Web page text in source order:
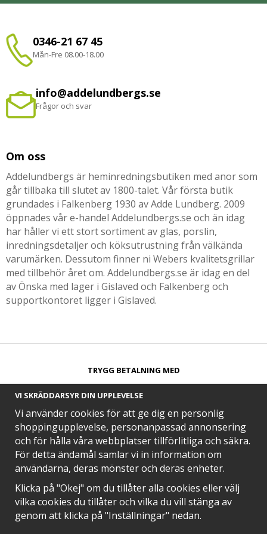
0346-21 67 45
Mån-Fre 08.00-18.00
info@addelundbergs.se
Frågor och svar
Om oss
Addelundbergs är heminredningsbutiken med anor som
går tillbaka till slutet av 1800-talet. Vår första butik
grundades i Falkenberg 1930 av Adde Lundberg. 2009
öppnades vår e-handel Addelundbergs.se och än idag
har håller vi ett stort sortiment av glas, porslin,
inredningsdetaljer och köksutrustning från välkända
varumärken. Dessutom finner ni Webers kvalitetsgrillar
med tillbehör året om. Addelundbergs.se är idag en del
av Önska med lager i Gislaved och Falkenberg och
supportkontoret ligger i Gislaved.
TRYGG BETALNING MED​
SNABB LEVERANS MED
EN DEL AV
VI SKRÄDDARSYR DIN UPPLEVELSE
Vi använder cookies för att ge dig en personlig
shoppingupplevelse, personanpassad annonsering
och för hålla våra webbplatser tillförlitliga och säkra.
För detta ändamål samlar vi in information om
användarna, deras mönster och deras enheter.
Klicka på "Okej" om du tillåter alla cookies eller välj
vilka cookies du tillåter och vilka du vill stänga av
genom att klicka på "Inställningar" nedan.